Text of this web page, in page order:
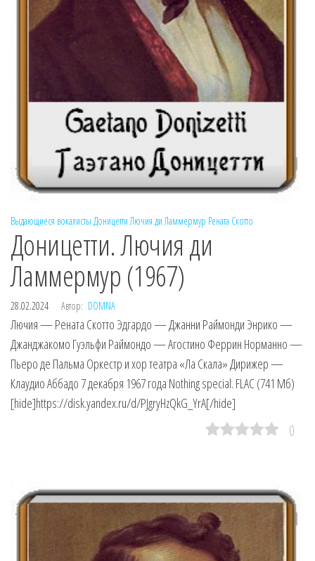
Выдающиеся вокалисты Доницетти Лючия ди Ламмермур Рената Скотто
Доницетти. Лючия ди
Ламмермур (1967)
28.02.2024 Автор: DOMNA
Лючия — Рената Скотто Эдгардо — Джанни Раймонди Энрико —
Джанджакомо Гуэльфи Раймондо — Агостино Феррин Норманно —
Пьеро де Пальма Оркестр и хор театра «Ла Скала» Дирижер —
Клаудио Аббадо 7 декабря 1967 года Nothing special. FLAC (741 Мб)
[hide]https://disk.yandex.ru/d/PJgryHzQkG_YrA[/hide]
0